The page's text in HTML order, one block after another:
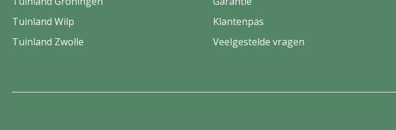
Tuinland Wilp
Tuinland Zwolle
Klantenpas
Veelgestelde vragen